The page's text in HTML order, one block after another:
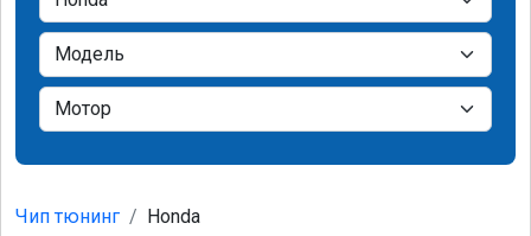
Чип тюнинг Honda